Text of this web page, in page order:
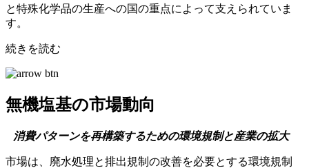
と特殊化学品の生産への国の重点によって支えられていま
す。
続きを読む
無機塩基の市場動向
消費パターンを再構築するための環境規制と産業の拡大
市場は、廃水処理と排出規制の改善を必要とする環境規制